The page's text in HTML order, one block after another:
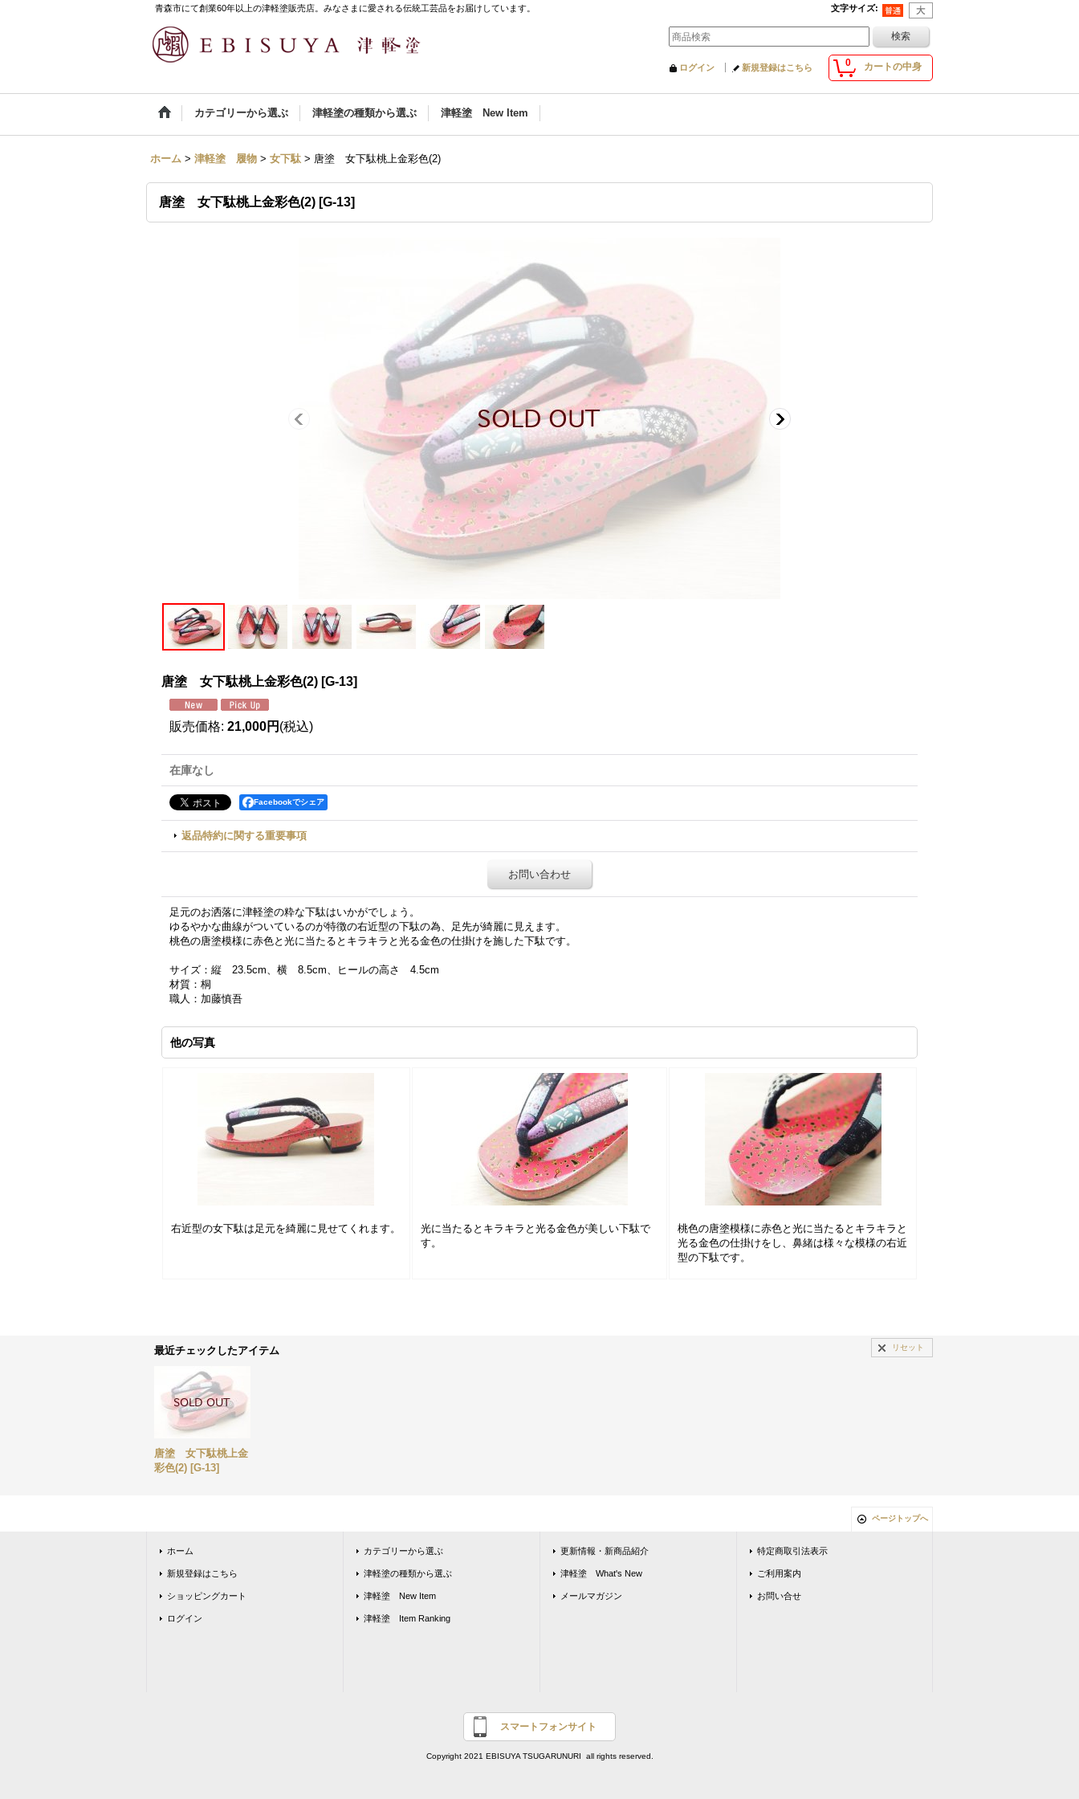
青森市にて創業60年以上の津軽塗販売店。みなさまに愛される伝統工芸品をお届けしています。 文字サイズ:
0 カートの中身
ログイン 新規登録はこちら
カテゴリーから選ぶ 津軽塗の種類から選ぶ 津軽塗 New Item
ホーム > 津軽塗 履物 > 女下駄 > 唐塗 女下駄桃上金彩色(2)
唐塗 女下駄桃上金彩色(2) [G-13]
唐塗 女下駄桃上金彩色(2) [G-13]
販売価格: 21,000円 (税込)
在庫なし
Facebookでシェア
返品特約に関する重要事項
お問い合わせ
足元のお洒落に津軽塗の粋な下駄はいかがでしょう。
ゆるやかな曲線がついているのが特徴の右近型の下駄の為、足先が綺麗に見えます。
桃色の唐塗模様に赤色と光に当たるとキラキラと光る金色の仕掛けを施した下駄です。
サイズ：縦 23.5cm、横 8.5cm、ヒールの高さ 4.5cm
材質：桐
職人：加藤慎吾
他の写真
右近型の女下駄は足元を綺麗に見せてくれます。
光に当たるとキラキラと光る金色が美しい下駄で
す。
桃色の唐塗模様に赤色と光に当たるとキラキラと
光る金色の仕掛けをし、鼻緒は様々な模様の右近
型の下駄です。
最近チェックしたアイテム リセット
唐塗 女下駄桃上金
彩色(2) [G-13]
ページトップへ
ホーム
新規登録はこちら
ショッピングカート
ログイン
カテゴリーから選ぶ
津軽塗の種類から選ぶ
津軽塗 New Item
津軽塗 Item Ranking
更新情報・新商品紹介
津軽塗 What's New
メールマガジン
特定商取引法表示
ご利用案内
お問い合せ
スマートフォンサイト
Copyright 2021 EBISUYA TSUGARUNURI all rights reserved.